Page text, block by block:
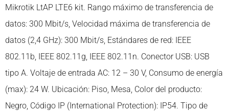
Mikrotik LtAP LTE6 kit. Rango máximo de transferencia de
datos: 300 Mbit/s, Velocidad máxima de transferencia de
datos (2,4 GHz): 300 Mbit/s, Estándares de red: IEEE
802.11b, IEEE 802.11g, IEEE 802.11n. Conector USB: USB
tipo A. Voltaje de entrada AC: 12 – 30 V, Consumo de energía
(max): 24 W. Ubicación: Piso, Mesa, Color del producto:
Negro, Código IP (International Protection): IP54. Tipo de